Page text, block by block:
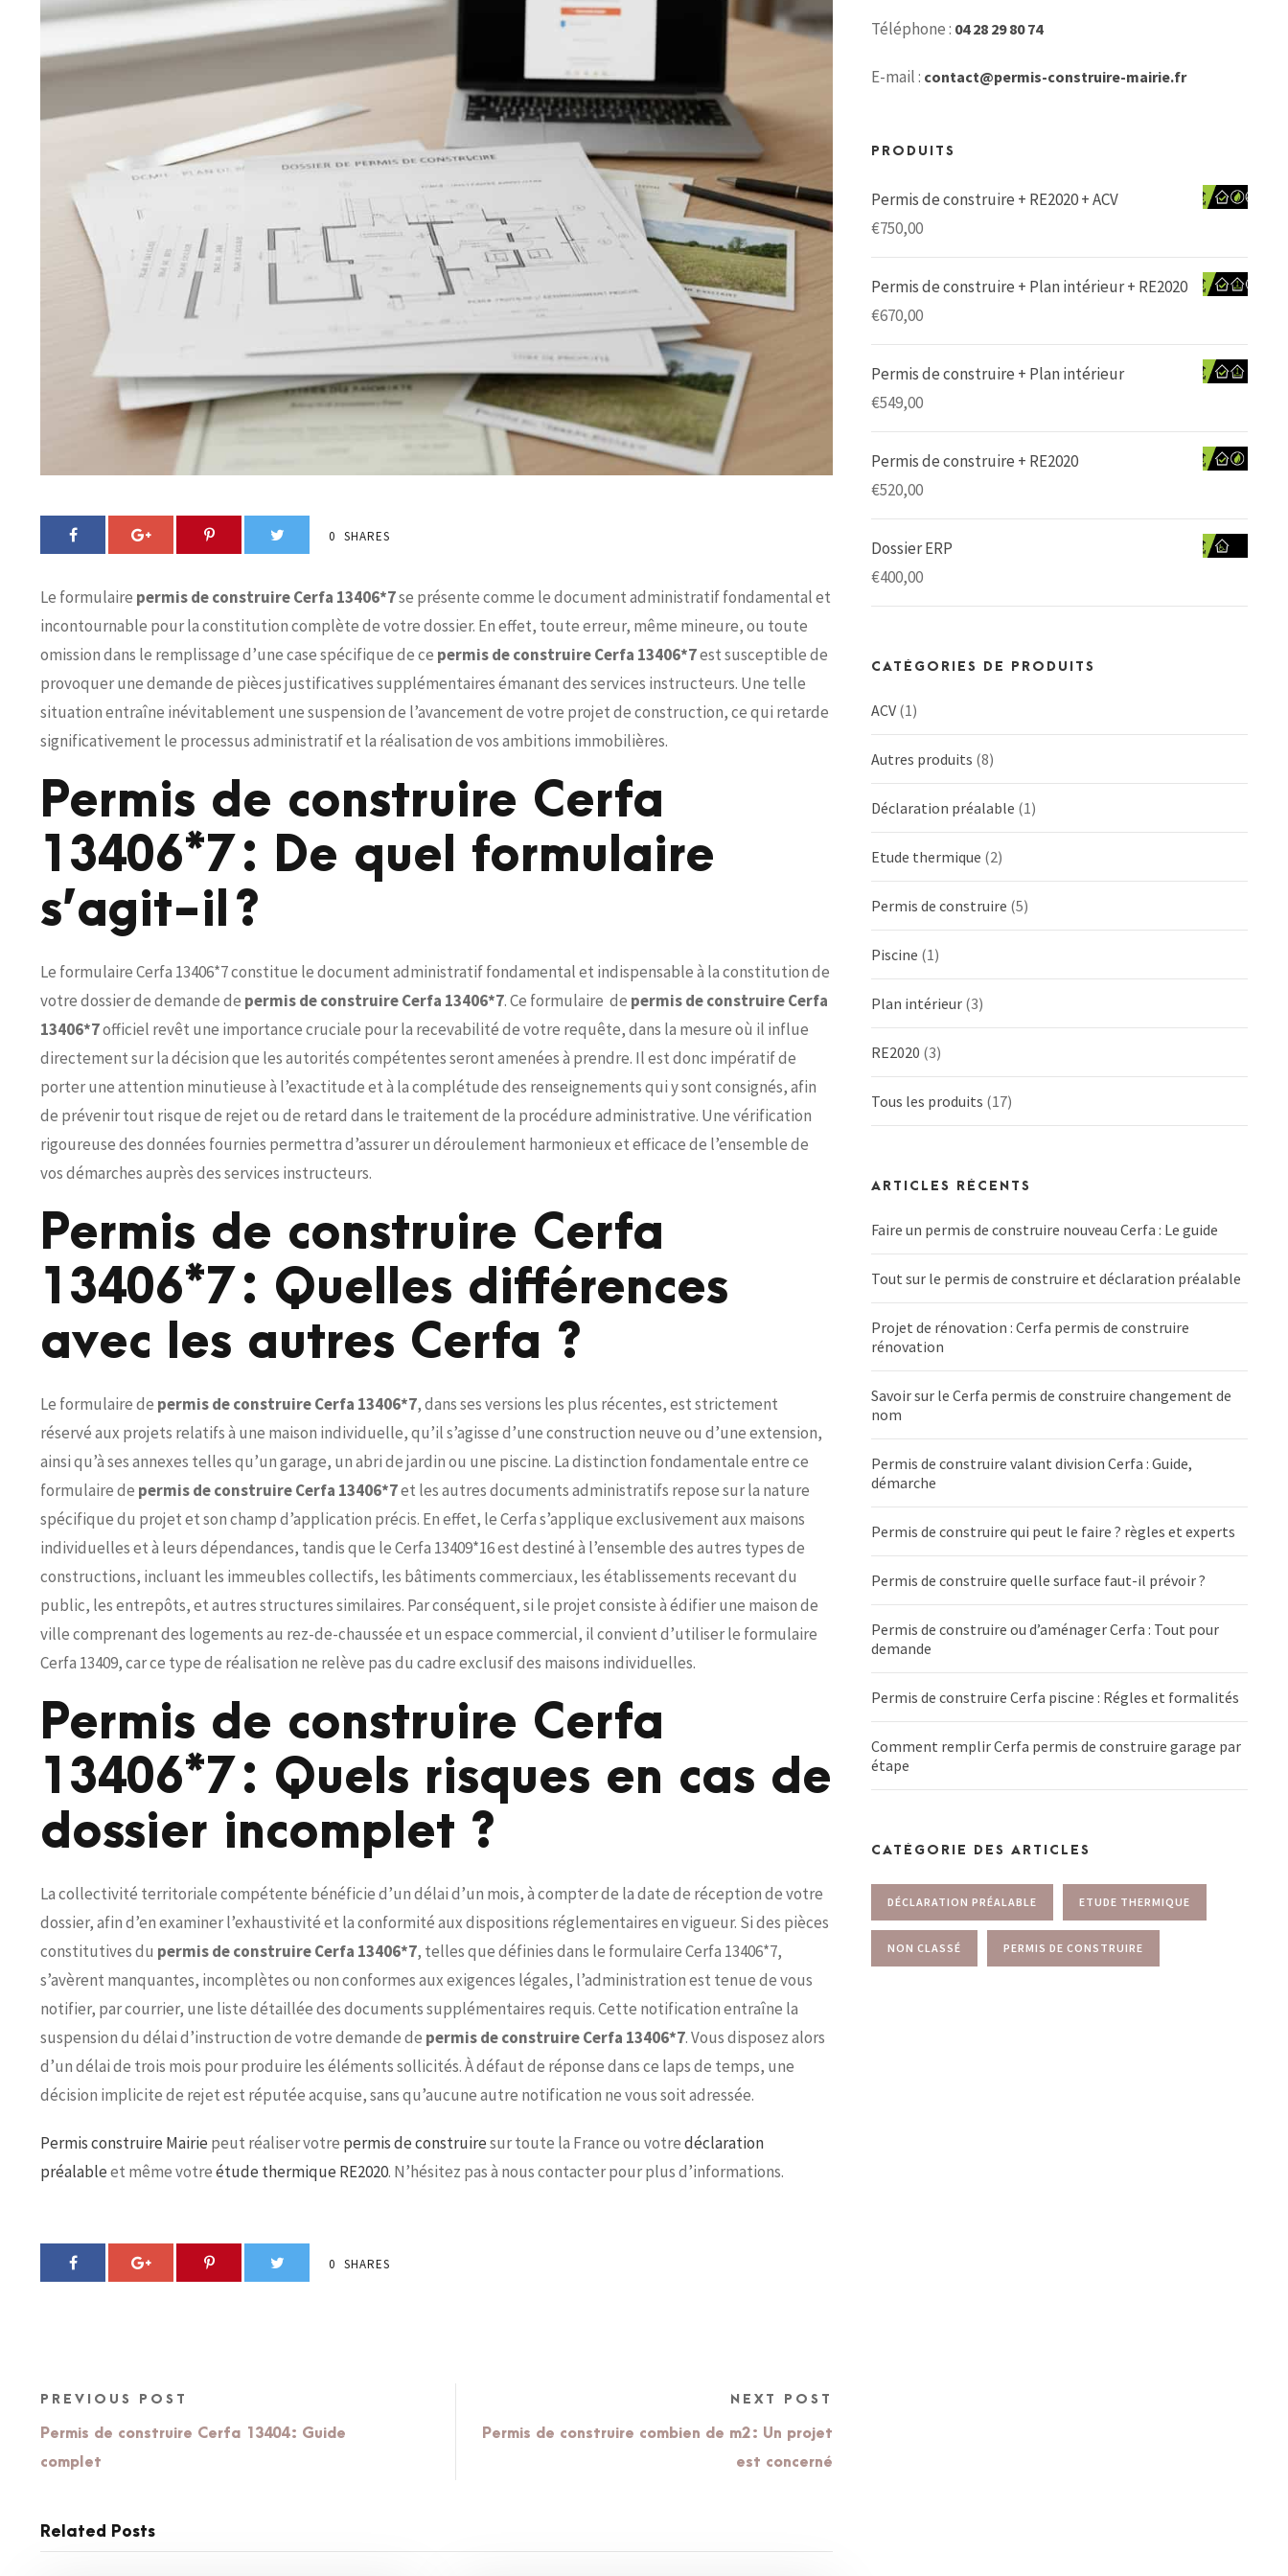
0 SHARES
Le formulaire permis de construire Cerfa 13406*7se présente comme le document administratif fondamental et
incontournable pour la constitution complète de votre dossier. En effet, toute erreur, même mineure, ou toute
omission dans le remplissage d’une case spécifique de ce permis de construire Cerfa 13406*7est susceptible de
provoquer une demande de pièces justificatives supplémentaires émanant des services instructeurs. Une telle
situation entraîne inévitablement une suspension de l’avancement de votre projet de construction, ce qui retarde
significativement le processus administratif et la réalisation de vos ambitions immobilières.
Permis de construire Cerfa
13406*7 : De quel formulaire
s’agit-il ?
Le formulaire Cerfa 13406*7 constitue le document administratif fondamental et indispensable à la constitution de
votre dossier de demande de permis de construire Cerfa 13406*7. Ce formulaire de permis de construire Cerfa
13406*7officiel revêt une importance cruciale pour la recevabilité de votre requête, dans la mesure où il influe
directement sur la décision que les autorités compétentes seront amenées à prendre. Il est donc impératif de
porter une attention minutieuse à l’exactitude et à la complétude des renseignements qui y sont consignés, afin
de prévenir tout risque de rejet ou de retard dans le traitement de la procédure administrative. Une vérification
rigoureuse des données fournies permettra d’assurer un déroulement harmonieux et efficace de l’ensemble de
vos démarches auprès des services instructeurs.
Permis de construire Cerfa
13406*7 : Quelles différences
avec les autres Cerfa ?
Le formulaire de permis de construire Cerfa 13406*7, dans ses versions les plus récentes, est strictement
réservé aux projets relatifs à une maison individuelle, qu’il s’agisse d’une construction neuve ou d’une extension,
ainsi qu’à ses annexes telles qu’un garage, un abri de jardin ou une piscine. La distinction fondamentale entre ce
formulaire de permis de construire Cerfa 13406*7et les autres documents administratifs repose sur la nature
spécifique du projet et son champ d’application précis. En effet, le Cerfa s’applique exclusivement aux maisons
individuelles et à leurs dépendances, tandis que le Cerfa 13409*16 est destiné à l’ensemble des autres types de
constructions, incluant les immeubles collectifs, les bâtiments commerciaux, les établissements recevant du
public, les entrepôts, et autres structures similaires. Par conséquent, si le projet consiste à édifier une maison de
ville comprenant des logements au rez-de-chaussée et un espace commercial, il convient d’utiliser le formulaire
Cerfa 13409, car ce type de réalisation ne relève pas du cadre exclusif des maisons individuelles.
Permis de construire Cerfa
13406*7 : Quels risques en cas de
dossier incomplet ?
La collectivité territoriale compétente bénéficie d’un délai d’un mois, à compter de la date de réception de votre
dossier, afin d’en examiner l’exhaustivité et la conformité aux dispositions réglementaires en vigueur. Si des pièces
constitutives du permis de construire Cerfa 13406*7, telles que définies dans le formulaire Cerfa 13406*7,
s’avèrent manquantes, incomplètes ou non conformes aux exigences légales, l’administration est tenue de vous
notifier, par courrier, une liste détaillée des documents supplémentaires requis. Cette notification entraîne la
suspension du délai d’instruction de votre demande de permis de construire Cerfa 13406*7. Vous disposez alors
d’un délai de trois mois pour produire les éléments sollicités. À défaut de réponse dans ce laps de temps, une
décision implicite de rejet est réputée acquise, sans qu’aucune autre notification ne vous soit adressée.
Permis construire Mairie peut réaliser votre permis de construiresur toute la France ou votredéclaration
préalableet même votreétude thermique RE2020. N’hésitez pas à nous contacter pour plus d’informations.
0 SHARES
PREVIOUS POST
Permis de construire Cerfa 13404 : Guide
complet
NEXT POST
Permis de construire combien de m2 : Un projet
est concerné
Related Posts
Téléphone : 04 28 29 80 74
E-mail : contact@permis-construire-mairie.fr
PRODUITS
Permis de construire + RE2020 + ACV
€750,00
Permis de construire + Plan intérieur + RE2020
€670,00
Permis de construire + Plan intérieur
€549,00
Permis de construire + RE2020
€520,00
Dossier ERP
€400,00
CATÉGORIES DE PRODUITS
ACV (1)
Autres produits (8)
Déclaration préalable (1)
Etude thermique (2)
Permis de construire (5)
Piscine (1)
Plan intérieur (3)
RE2020 (3)
Tous les produits (17)
ARTICLES RÉCENTS
Faire un permis de construire nouveau Cerfa : Le guide
Tout sur le permis de construire et déclaration préalable
Projet de rénovation : Cerfa permis de construire
rénovation
Savoir sur le Cerfa permis de construire changement de
nom
Permis de construire valant division Cerfa : Guide,
démarche
Permis de construire qui peut le faire ? règles et experts
Permis de construire quelle surface faut-il prévoir ?
Permis de construire ou d’aménager Cerfa : Tout pour
demande
Permis de construire Cerfa piscine : Régles et formalités
Comment remplir Cerfa permis de construire garage par
étape
CATÉGORIE DES ARTICLES
DÉCLARATION PRÉALABLE ETUDE THERMIQUE
NON CLASSÉ PERMIS DE CONSTRUIRE